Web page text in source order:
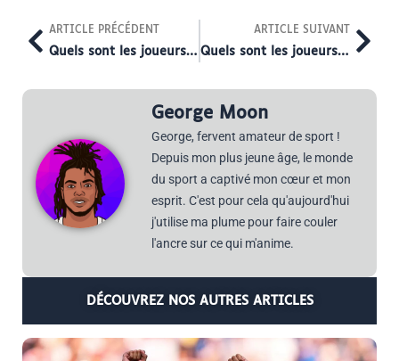
ARTICLE PRÉCÉDENT
Quels sont les joueurs de Al Shabab ?
ARTICLE SUIVANT
Quels sont les joueurs de Al Riyad ?
George Moon
George, fervent amateur de sport !
Depuis mon plus jeune âge, le monde
du sport a captivé mon cœur et mon
esprit. C'est pour cela qu'aujourd'hui
j'utilise ma plume pour faire couler
l'ancre sur ce qui m'anime.
DÉCOUVREZ NOS AUTRES ARTICLES